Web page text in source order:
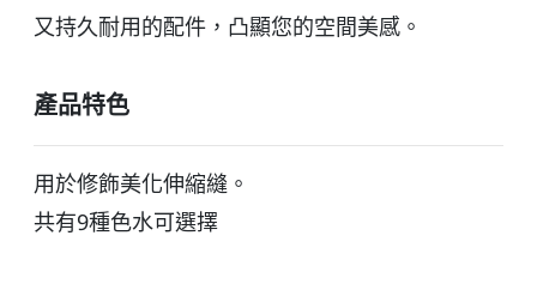
又持久耐用的配件，凸顯您的空間美感。
產品特色
用於修飾美化伸縮縫。
共有9種色水可選擇